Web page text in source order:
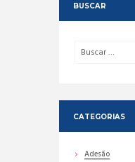
BUSCAR
CATEGORIAS
Adesão